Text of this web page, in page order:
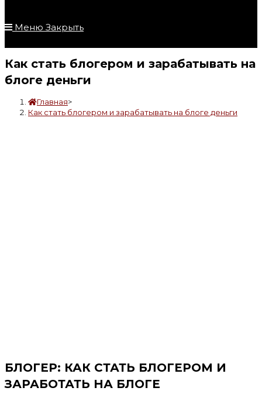
Меню Закрыть
Как стать блогером и зарабатывать на
блоге деньги
Главная>
Как стать блогером и зарабатывать на блоге деньги
БЛОГЕР: КАК СТАТЬ БЛОГЕРОМ И
ЗАРАБОТАТЬ НА БЛОГЕ